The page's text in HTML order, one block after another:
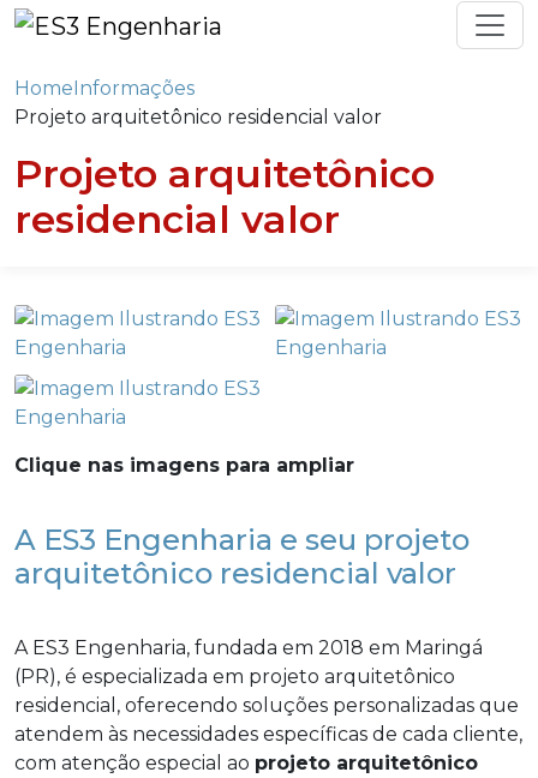
HomeInformações
Projeto arquitetônico residencial valor
Projeto arquitetônico
residencial valor
Clique nas imagens para ampliar
A ES3 Engenharia e seu projeto
arquitetônico residencial valor
A ES3 Engenharia, fundada em 2018 em Maringá
(PR), é especializada em projeto arquitetônico
residencial, oferecendo soluções personalizadas que
atendem às necessidades específicas de cada cliente,
com atenção especial ao projeto arquitetônico